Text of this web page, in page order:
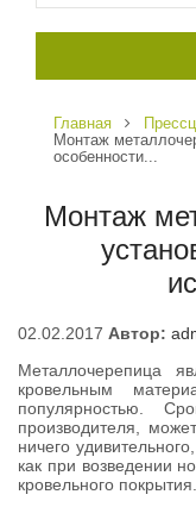
Главная
Монтаж
особенности...
Монтаж
02.02.2017 Автор:
Металлочерепица
кровельным
популярностью.
производителя,
ничего
как при возведении
кровельного покрытия.